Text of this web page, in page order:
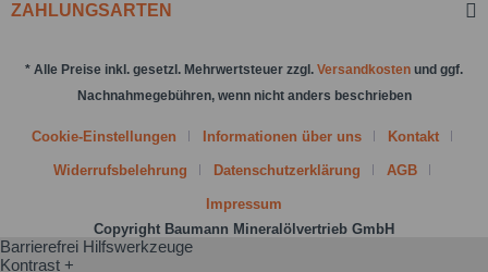
ZAHLUNGSARTEN
* Alle Preise inkl. gesetzl. Mehrwertsteuer zzgl. Versandkosten und ggf.
Nachnahmegebühren, wenn nicht anders beschrieben
Cookie-Einstellungen Informationen über uns Kontakt
Widerrufsbelehrung Datenschutzerklärung AGB
Impressum
Copyright Baumann Mineralölvertrieb GmbH
Barrierefrei Hilfswerkzeuge
Kontrast +